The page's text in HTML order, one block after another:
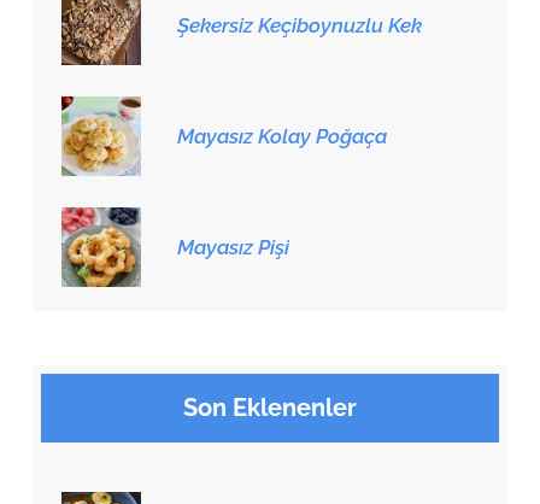
Şekersiz Keçiboynuzlu Kek
Mayasız Kolay Poğaça
Mayasız Pişi
Son Eklenenler